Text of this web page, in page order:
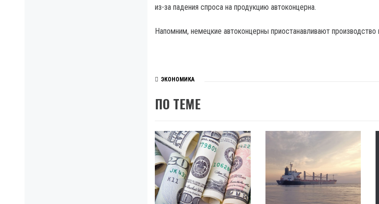
из-за падения спроса на продукцию автоконцерна.
Напомним, немецкие автоконцерны приостанавливают производство
ЭКОНОМИКА
ПО ТЕМЕ